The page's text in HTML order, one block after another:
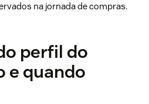
na jornada de compras.
perfil do
e quando